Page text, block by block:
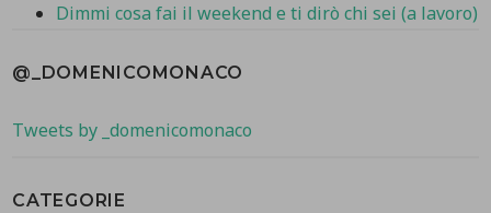
Dimmi cosa fai il weekend e ti dirò chi sei (a lavoro)
@_DOMENICOMONACO
Tweets by _domenicomonaco
CATEGORIE